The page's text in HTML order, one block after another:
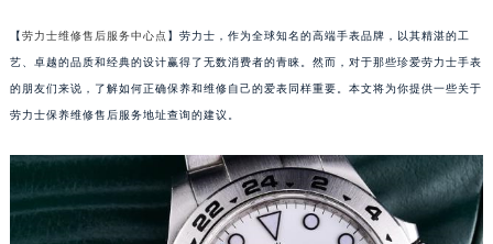
【劳力士维修售后服务中心点 】劳力士，作为全球知名的高端手表品牌，以其精湛的工
艺、卓越的品质和经典的设计赢得了无数消费者的青睐。然而，对于那些珍爱劳力士手表
的朋友们来说，了解如何正确保养和维修自己的爱表同样重要。本文将为你提供一些关于
劳力士保养维修售后服务地址查询的建议。